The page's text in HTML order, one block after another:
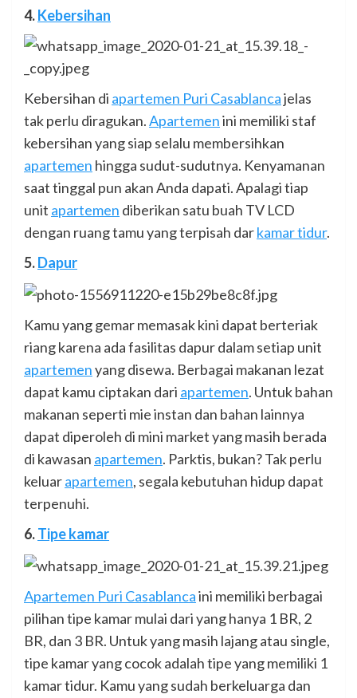
4.Kebersihan
Kebersihan di apartemen Puri Casablancajelas
tak perlu diragukan.Apartemenini memiliki staf
kebersihan yang siap selalu membersihkan
apartemen hingga sudut-sudutnya. Kenyamanan
saat tinggal pun akan Anda dapati. Apalagi tiap
unit apartemen diberikan satu buah TV LCD
dengan ruang tamu yang terpisah darkamar tidur.
5.Dapur
Kamu yang gemar memasak kini dapat berteriak
riang karena ada fasilitas dapur dalam setiap unit
apartemenyang disewa. Berbagai makanan lezat
dapat kamu ciptakan dari apartemen. Untuk bahan
makanan seperti mie instan dan bahan lainnya
dapat diperoleh di mini market yang masih berada
di kawasan apartemen. Parktis, bukan? Tak perlu
keluarapartemen, segala kebutuhan hidup dapat
terpenuhi.
6.Tipe kamar
Apartemen Puri Casablancaini memiliki berbagai
pilihan tipe kamar mulai dari yang hanya 1 BR, 2
BR, dan 3 BR. Untuk yang masih lajang atau single,
tipe kamar yang cocok adalah tipe yang memiliki 1
kamar tidur. Kamu yang sudah berkeluarga dan